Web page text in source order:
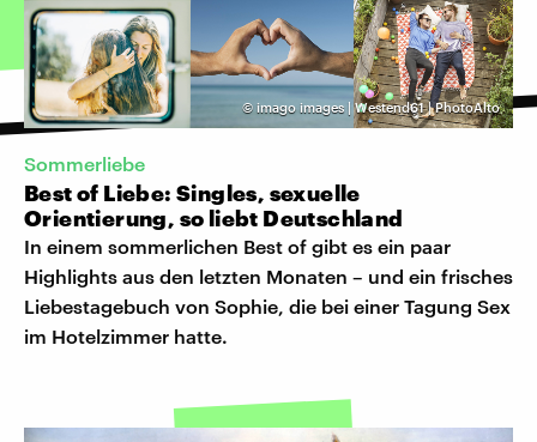
© imago images | Westend61 | PhotoAlto
Sommerliebe
Best of Liebe: Singles, sexuelle
Orientierung, so liebt Deutschland
In einem sommerlichen Best of gibt es ein paar
Highlights aus den letzten Monaten – und ein frisches
Liebestagebuch von Sophie, die bei einer Tagung Sex
im Hotelzimmer hatte.